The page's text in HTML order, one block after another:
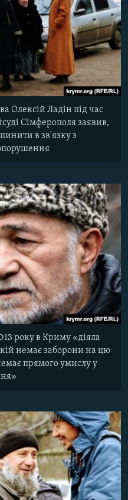
Олексій Ладін під час
Сімферополя заявив,
в зв'язку з
року в Криму «діяла
немає заборони на цю
прямого умислу у